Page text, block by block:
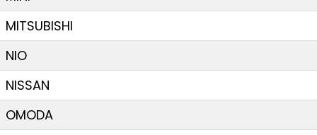
MITSUBISHI
NIO
NISSAN
OMODA